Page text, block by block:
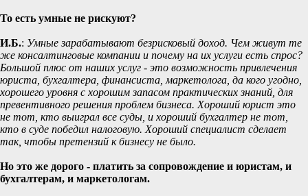
То есть умные не рискуют?
И.Б.: Умные зарабатывают безрисковый доход. Чем живут те
же консалтинговые компании и почему на их услуги есть спрос?
Большой плюс от наших услуг - это возможность привлечения
юриста, бухгалтера, финансиста, маркетолога, да кого угодно,
хорошего уровня с хорошим запасом практических знаний, для
превентивного решения проблем бизнеса. Хороший юрист это
не тот, кто выиграл все суды, и хороший бухгалтер не тот,
кто в суде победил налоговую. Хороший специалист сделает
так, чтобы претензий к бизнесу не было.
Но это же дорого - платить за сопровождение и юристам, и
бухгалтерам, и маркетологам.